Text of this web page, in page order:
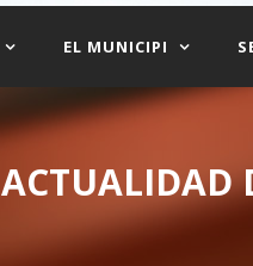
EL MUNICIPI
ACTUALIDAD